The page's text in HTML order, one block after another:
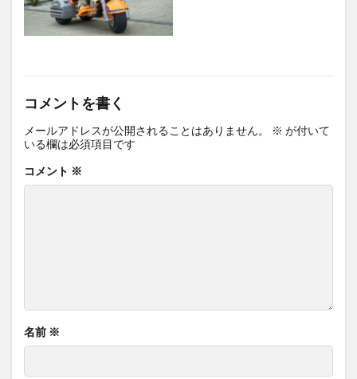
コメントを書く
メールアドレスが公開されることはありません。 ※ が付いて
いる欄は必須項目です
コメント ※
名前 ※